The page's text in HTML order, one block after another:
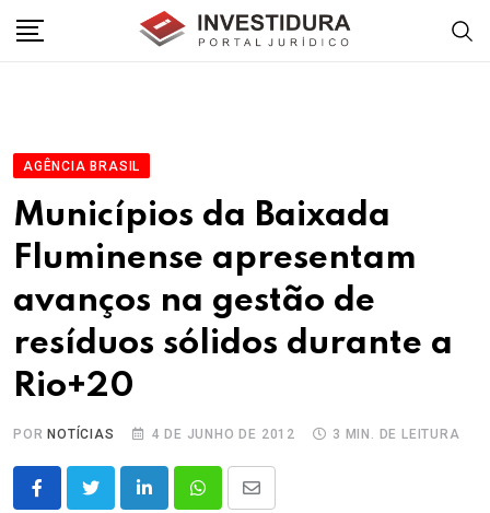
AGÊNCIA BRASIL
Municípios da Baixada
Fluminense apresentam
avanços na gestão de
resíduos sólidos durante a
Rio+20
POR NOTÍCIAS 4 DE JUNHO DE 2012 3 MIN. DE LEITURA
LinkedInWhatsappShare